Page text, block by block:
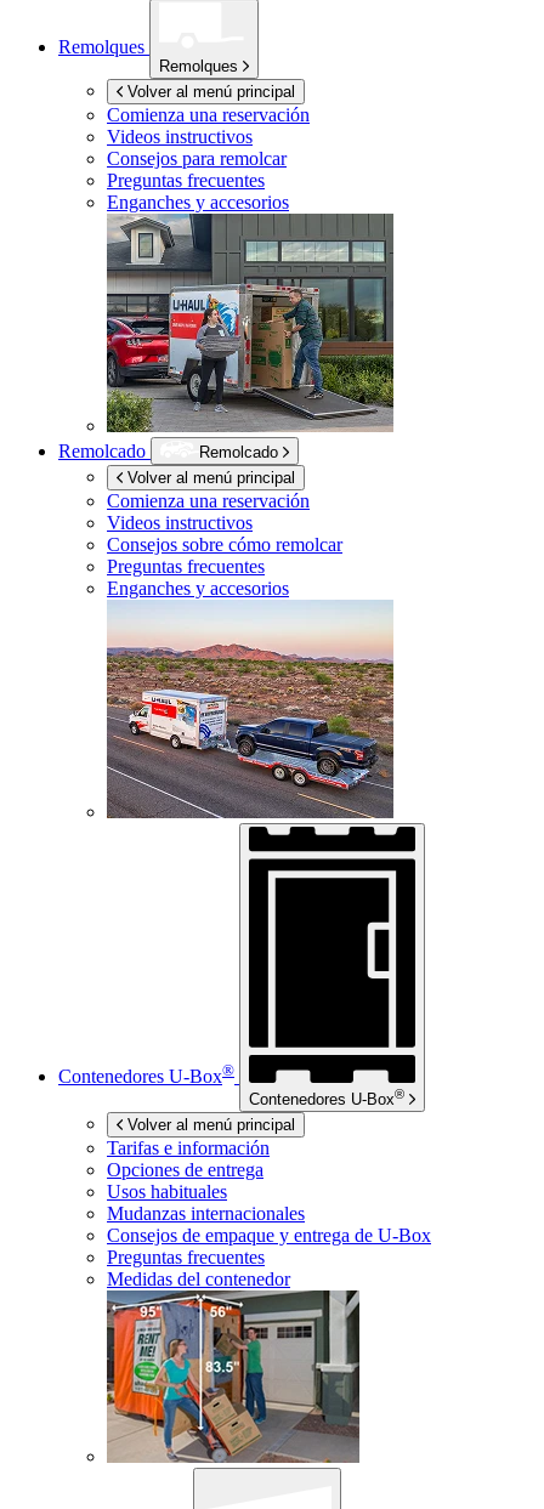
Remolques
Remolques
Volver al menú principal
Comienza una reservación
Videos instructivos
Consejos para remolcar
Preguntas frecuentes
Enganches y accesorios
Remolcado
Remolcado
Volver al menú principal
Comienza una reservación
Videos instructivos
Consejos sobre cómo remolcar
Preguntas frecuentes
Enganches y accesorios
Contenedores U-Box®
Contenedores U-Box®
Volver al menú principal
Tarifas e información
Opciones de entrega
Usos habituales
Mudanzas internacionales
Consejos de empaque y entrega de U-Box
Preguntas frecuentes
Medidas del contenedor